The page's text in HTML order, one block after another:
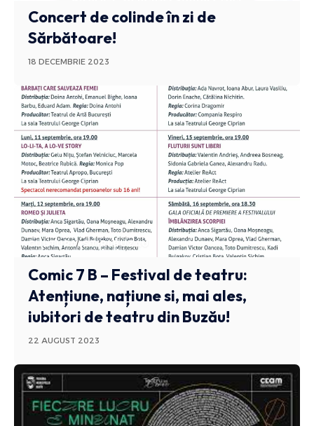
Concert de colinde în zi de
Sărbătoare!
18 DECEMBRIE 2023
CULTURA STIRI BUZAU
Comic 7 B – Festival de teatru:
Atențiune, națiune si, mai ales,
iubitori de teatru din Buzău!
22 AUGUST 2023